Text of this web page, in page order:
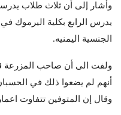
وأشار إلى أن ثلاث طلاب
يدرس الرابع بكلية اليرموك
الجنسية اليمنيه.
ولفت الى أن صاحب المزرعة
أنهم لم يضعوا ذلك في
وقال إن المتوفين تتفاوت اعمارهم